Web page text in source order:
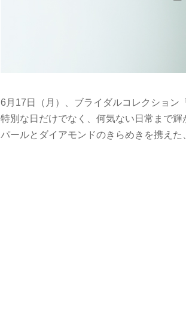
6月17日（月）、ブライダルコレクション
特別な日だけでなく、何気ない日常まで
パールとダイアモンドのきらめきを携えた